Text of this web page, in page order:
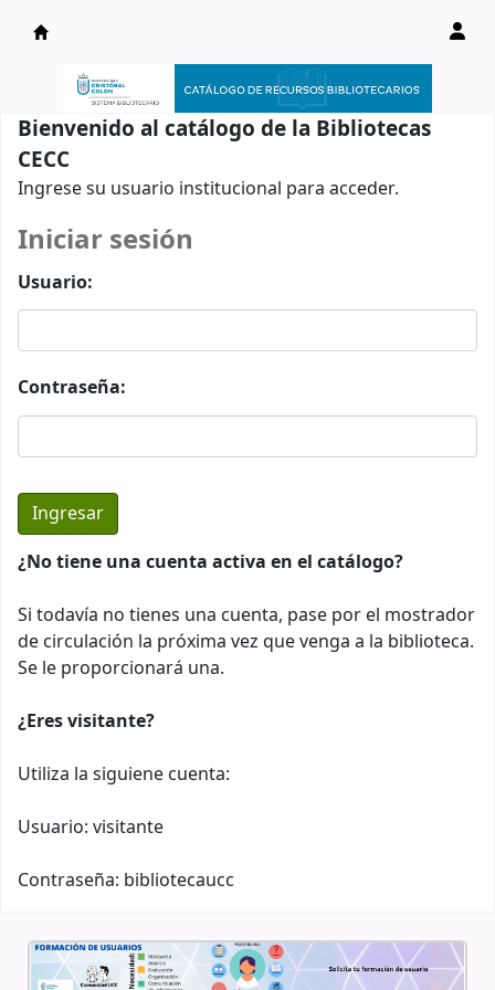
Catálogo en línea
Bienvenido al catálogo de la Bibliotecas
CECC
Ingrese su usuario institucional para acceder.
Iniciar sesión
Usuario:
Contraseña:
¿No tiene una cuenta activa en el catálogo?
Si todavía no tienes una cuenta, pase por el mostrador
de circulación la próxima vez que venga a la biblioteca.
Se le proporcionará una.
¿Eres visitante?
Utiliza la siguiene cuenta:
Usuario: visitante
Contraseña: bibliotecaucc